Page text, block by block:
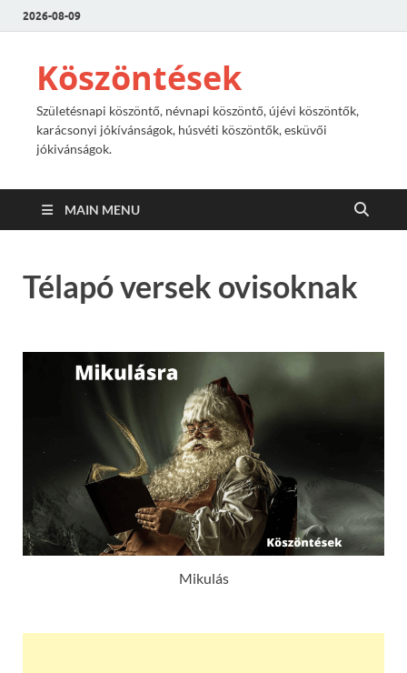
2026-08-09
Köszöntések
Születésnapi köszöntő, névnapi köszöntő, újévi köszöntők,
karácsonyi jókívánságok, húsvéti köszöntők, esküvői
jókivánságok.
MAIN MENU
Télapó versek ovisoknak
Mikulás